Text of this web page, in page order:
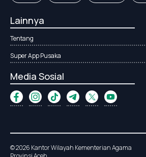
Lainnya
Tentang
Super App Pusaka
Media Sosial
© 2026 Kantor Wilayah Kementerian Agama